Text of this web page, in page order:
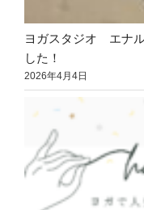
ヨガスタジオ エナ
した！
2026年4月4日